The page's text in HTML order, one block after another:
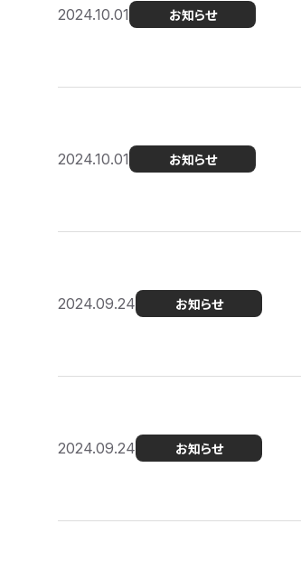
2024.10.01 お知らせ
2024.10.01 お知らせ
2024.09.24 お知らせ
2024.09.24 お知らせ